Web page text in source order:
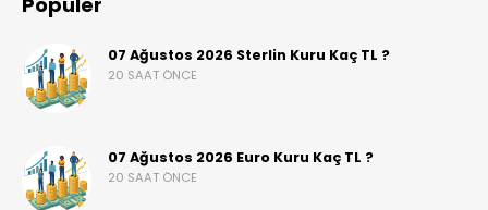
07 Ağustos 2026 Sterlin Kuru Kaç TL ?
20 SAAT ÖNCE
07 Ağustos 2026 Euro Kuru Kaç TL ?
20 SAAT ÖNCE